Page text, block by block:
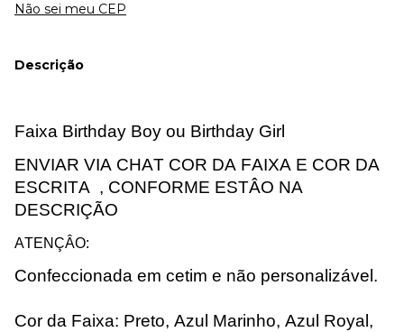
Não sei meu CEP
Descrição
Faixa Birthday Boy ou Birthday Girl
ENVIAR VIA CHAT COR DA FAIXA E COR DA
ESCRITA , CONFORME ESTÂO NA
DESCRIÇÃO
ATENÇÂO:
Confeccionada em cetim e não personalizável.
Cor da Faixa: Preto, Azul Marinho, Azul Royal,